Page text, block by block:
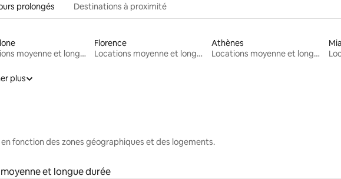
prolongés Destinations à proximité
Locations moyenne et longue durée
Florence
Locations moyenne et longue durée
Athènes
Locations moyenne et longue durée
plus
fonction des zones géographiques et des logements.
et longue durée